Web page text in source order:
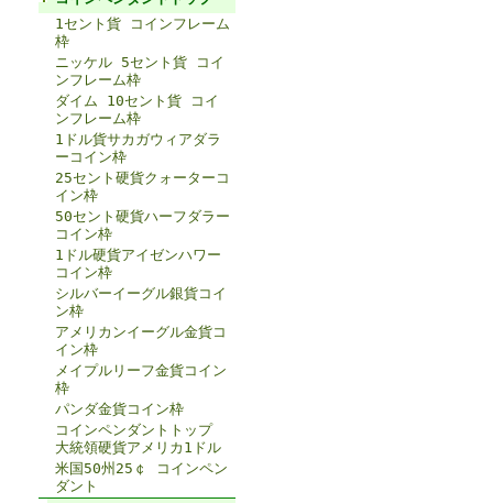
1セント貨 コインフレーム
枠
ニッケル 5セント貨 コイ
ンフレーム枠
ダイム 10セント貨 コイ
ンフレーム枠
1ドル貨サカガウィアダラ
ーコイン枠
25セント硬貨クォーターコ
イン枠
50セント硬貨ハーフダラー
コイン枠
1ドル硬貨アイゼンハワー
コイン枠
シルバーイーグル銀貨コイ
ン枠
アメリカンイーグル金貨コ
イン枠
メイプルリーフ金貨コイン
枠
パンダ金貨コイン枠
コインペンダントトップ
大統領硬貨アメリカ1ドル
米国50州25￠ コインペン
ダント